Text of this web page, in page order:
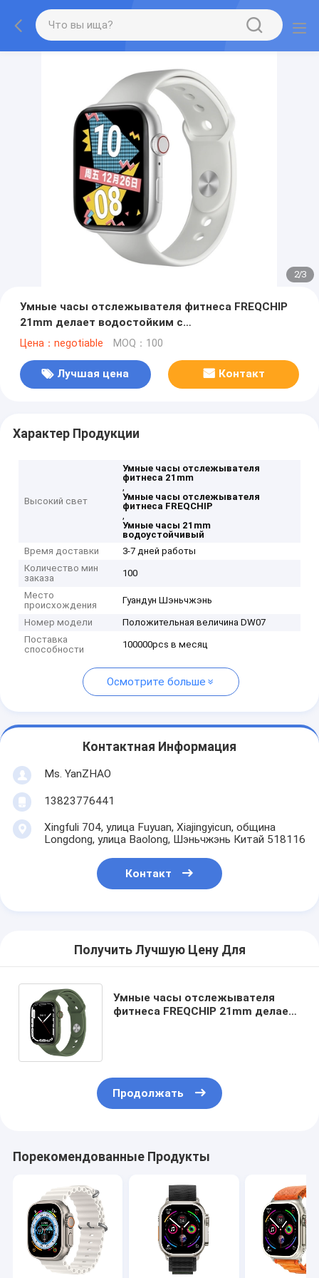
2/3
Умные часы отслежывателя фитнеса FREQCHIP
21mm делает водостойким с
высококачественным диктором Bose
Цена：negotiable MOQ：100
Лучшая цена Контакт
Характер Продукции
Высокий свет
Умные часы отслежывателя
фитнеса 21mm
,
Умные часы отслежывателя
фитнеса FREQCHIP
,
Умные часы 21mm
водоустойчивый
Время доставки
3-7 дней работы
Количество мин
заказа
100
Место
происхождения
Гуандун Шэньчжэнь
Номер модели
Положительная величина DW07
Поставка
способности
100000pcs в месяц
Осмотрите больше
Контактная Информация
Ms. YanZHAO
13823776441
Xingfuli 704, улица Fuyuan, Xiajingyicun, община
Longdong, улица Baolong, Шэньчжэнь Китай 518116
Контакт
Получить Лучшую Цену Для
Умные часы отслежывателя
фитнеса FREQCHIP 21mm делает
Продолжать
Порекомендованные Продукты